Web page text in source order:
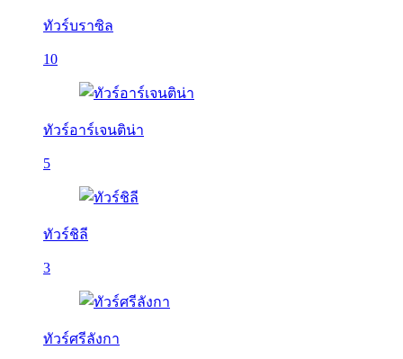
ทัวร์บราซิล
10
ทัวร์อาร์เจนติน่า
5
ทัวร์ชิลี
3
ทัวร์ศรีลังกา